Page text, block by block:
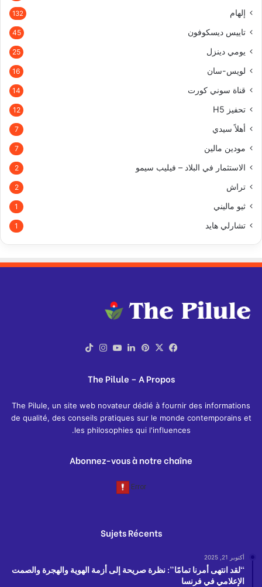
إلهام 132
تاييس ديسكوفون 45
يومي دينزل 25
لويس-سان 16
قناة سوني كورت 14
تحفيز H5 12
أهلاً سيدي 7
مودين مالين 7
الاستثمار في البلاد – فيليب سيمو 2
تراش 2
ثيو ماليني 1
تشارلي هايد 1
فيسبوك
X بينتيريست
لينكدإنيوتيوبانستقرام
The Pilule – A Propos
The Pilule, un site web novateur dédié à fournir des informations
de qualité, des conseils pratiques sur le monde contemporains et
les philosophies qui l'influences.
Abonnez-vous à notre chaîne
Sujets Récents
أكتوبر 21, 2025
“لقد انتهى أمرنا تمامًا”: نظرة صريحة إلى أزمة الهوية والهجرة والصمت
الإعلامي في فرنسا